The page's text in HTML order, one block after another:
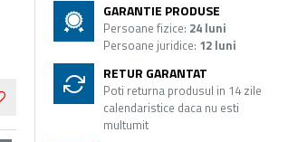
GARANTIE PRODUSE
Persoane fizice: 24 luni
Persoane juridice: 12 luni
RETUR GARANTAT
Poti returna produsul in 14 zile
calendaristice daca nu esti
multumit